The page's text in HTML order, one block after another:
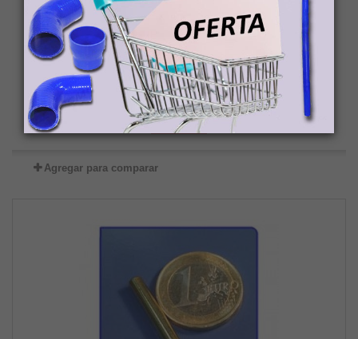
0,44 €
Añadir al carrito Más
Agotado
Agregar para comparar